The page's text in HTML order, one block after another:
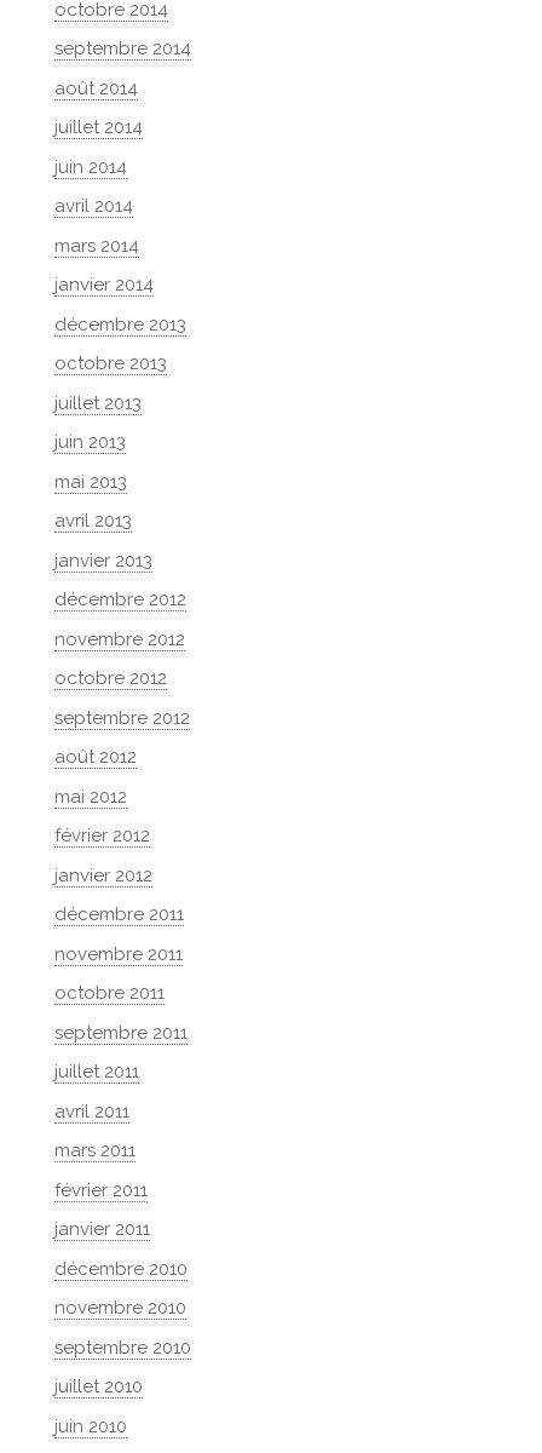
octobre 2014
septembre 2014
août 2014
juillet 2014
juin 2014
avril 2014
mars 2014
janvier 2014
décembre 2013
octobre 2013
juillet 2013
juin 2013
mai 2013
avril 2013
janvier 2013
décembre 2012
novembre 2012
octobre 2012
septembre 2012
août 2012
mai 2012
février 2012
janvier 2012
décembre 2011
novembre 2011
octobre 2011
septembre 2011
juillet 2011
avril 2011
mars 2011
février 2011
janvier 2011
décembre 2010
novembre 2010
septembre 2010
juillet 2010
juin 2010